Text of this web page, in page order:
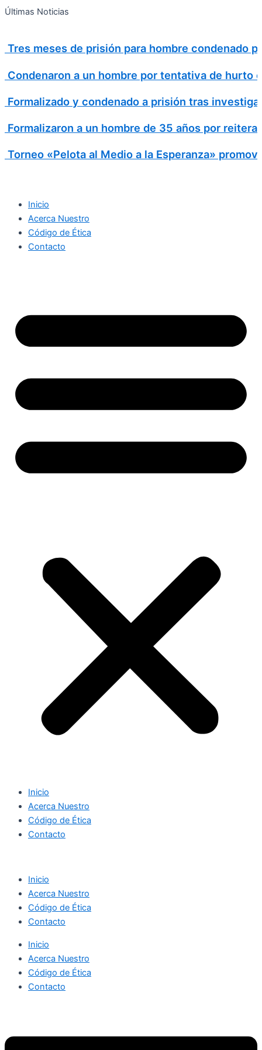
Ir
Últimas Noticias
Tres meses de prisión para hombre condenado
Condenaron a un hombre por tentativa de
Formalizado y condenado a prisión tras
Formalizaron a un hombre de 35 años por
Torneo «Pelota al Medio a la Esperanza»
Inicio
Acerca Nuestro
Código de Ética
Contacto
Inicio
Acerca Nuestro
Código de Ética
Contacto
Inicio
Acerca Nuestro
Código de Ética
Contacto
Inicio
Acerca Nuestro
Código de Ética
Contacto
Search